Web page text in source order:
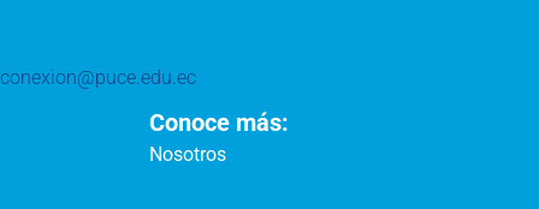
conexion@puce.edu.ec
Conoce más:
Nosotros